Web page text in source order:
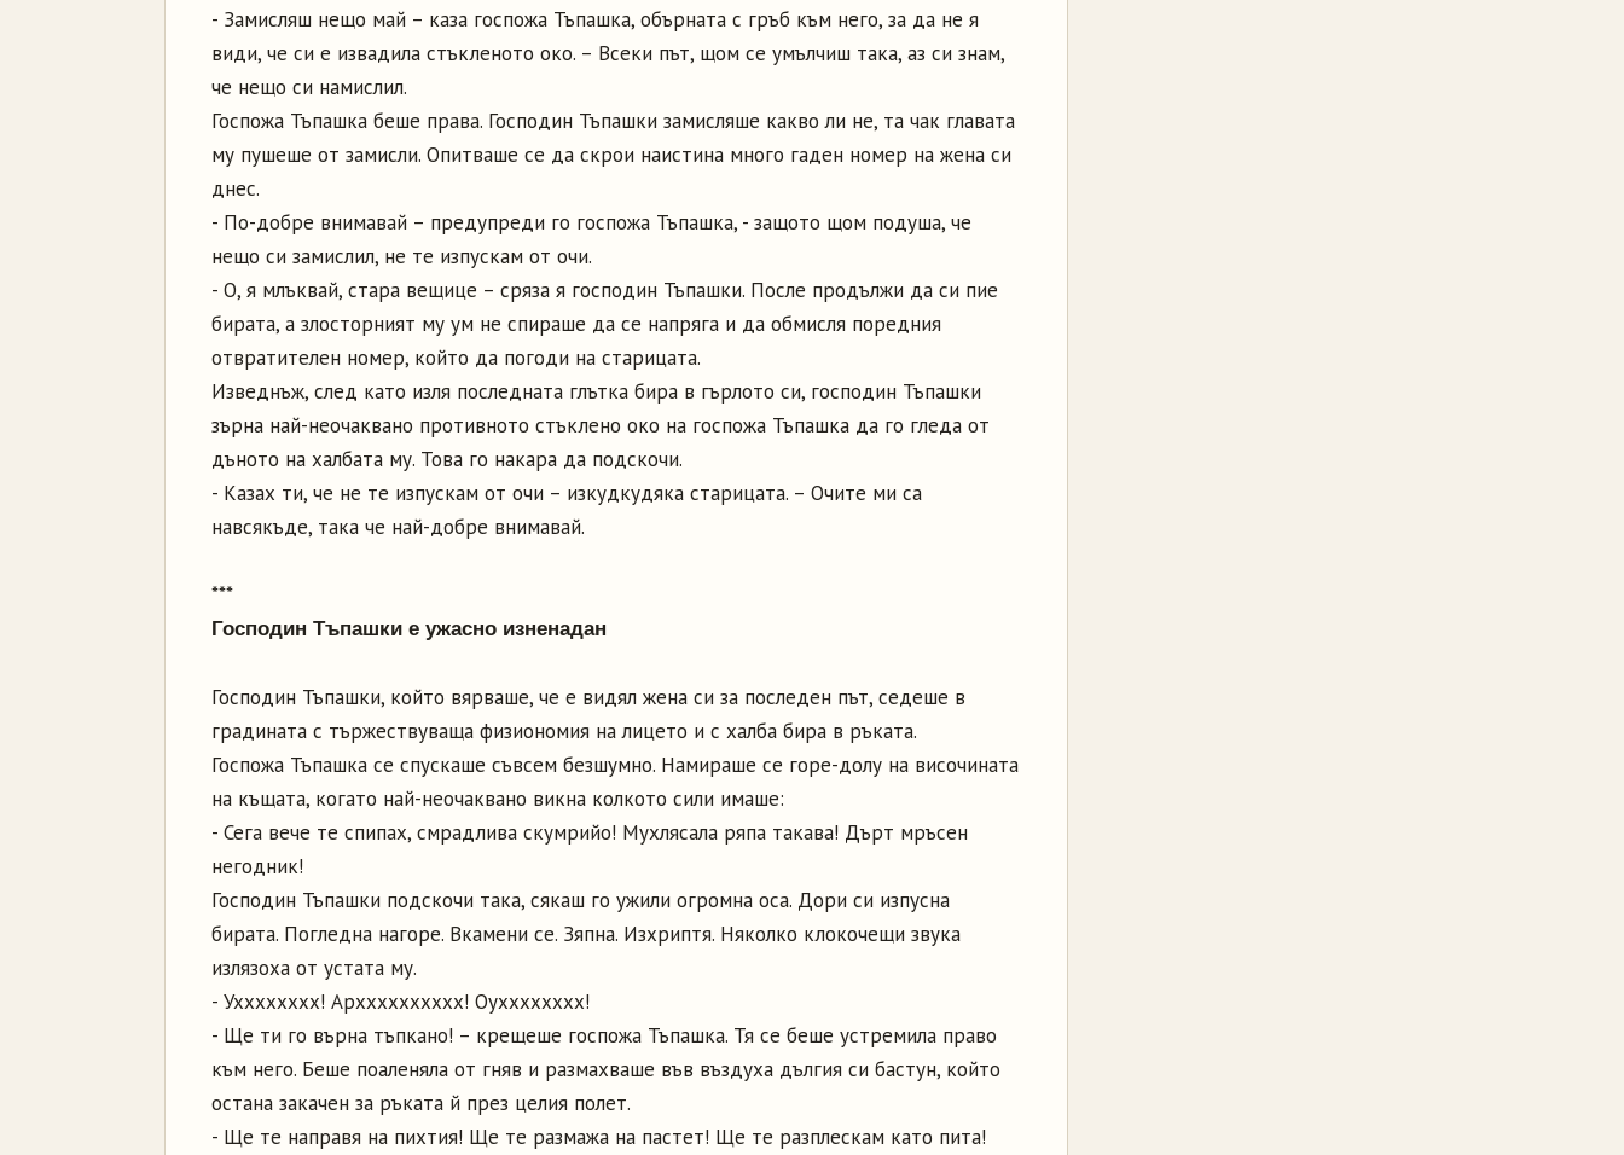
- Замисляш нещо май – каза госпожа Тъпашка, обърната с гръб към него, за да не я
види, че си е извадила стъкленото око. – Всеки път, щом се умълчиш така, аз си знам,
че нещо си намислил.
Госпожа Тъпашка беше права. Господин Тъпашки замисляше какво ли не, та чак главата
му пушеше от замисли. Опитваше се да скрои наистина много гаден номер на жена си
днес.
- По-добре внимавай – предупреди го госпожа Тъпашка, - защото щом подуша, че
нещо си замислил, не те изпускам от очи.
- О, я млъквай, стара вещице – сряза я господин Тъпашки. После продължи да си пие
бирата, а злосторният му ум не спираше да се напряга и да обмисля поредния
отвратителен номер, който да погоди на старицата.
Изведнъж, след като изля последната глътка бира в гърлото си, господин Тъпашки
зърна най-неочаквано противното стъклено око на госпожа Тъпашка да го гледа от
дъното на халбата му. Това го накара да подскочи.
- Казах ти, че не те изпускам от очи – изкудкудяка старицата. – Очите ми са
навсякъде, така че най-добре внимавай.
***
Господин Тъпашки е ужасно изненадан
Господин Тъпашки, който вярваше, че е видял жена си за последен път, седеше в
градината с тържествуваща физиономия на лицето и с халба бира в ръката.
Госпожа Тъпашка се спускаше съвсем безшумно. Намираше се горе-долу на височината
на къщата, когато най-неочаквано викна колкото сили имаше:
- Сега вече те спипах, смрадлива скумрийо! Мухлясала ряпа такава! Дърт мръсен
негодник!
Господин Тъпашки подскочи така, сякаш го ужили огромна оса. Дори си изпусна
бирата. Погледна нагоре. Вкамени се. Зяпна. Изхриптя. Няколко клокочещи звука
излязоха от устата му.
- Ухххххххх! Архххххххххх! Оухххххххх!
- Ще ти го върна тъпкано! – крещеше госпожа Тъпашка. Тя се беше устремила право
към него. Беше поаленяла от гняв и размахваше във въздуха дългия си бастун, който
остана закачен за ръката й през целия полет.
- Ще те направя на пихтия! Ще те размажа на пастет! Ще те разплескам като пита!